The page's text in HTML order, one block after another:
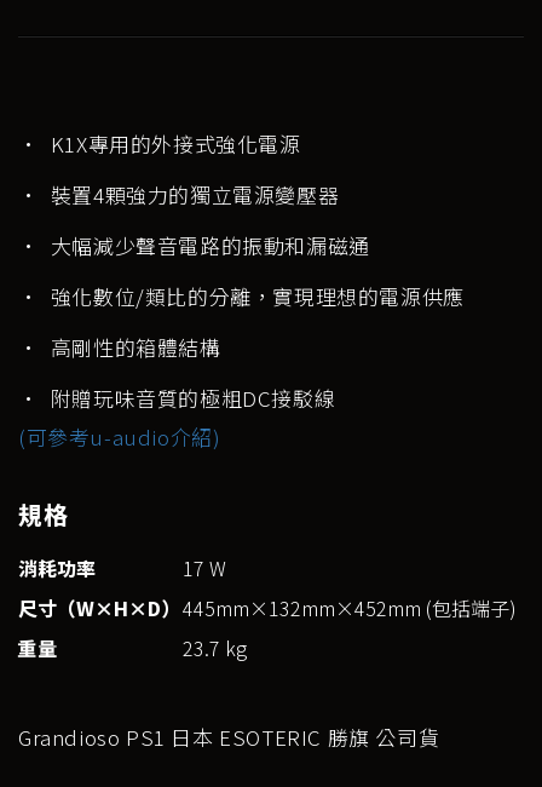
• K1X專用的外接式強化電源
• 裝置4顆強力的獨立電源變壓器
• 大幅減少聲音電路的振動和漏磁通
• 強化數位/類比的分離，實現理想的電源供應
• 高剛性的箱體結構
• 附贈玩味音質的極粗DC接駁線
(可參考u-audio介紹)
規格
消耗功率
17 W
尺寸（W×H×D） 445mm×132mm×452mm (包括端子)
重量
23.7 kg
Grandioso PS1 日本 ESOTERIC 勝旗 公司貨